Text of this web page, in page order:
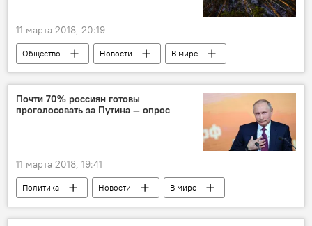
11 марта 2018, 20:19
Общество Новости
В мире
земля
вселенная
Почти 70% россиян готовы
проголосовать за Путина — опрос
11 марта 2018, 19:41
Политика Новости
В мире
Россия
Выборы президента России